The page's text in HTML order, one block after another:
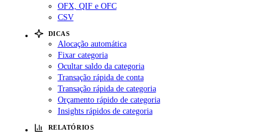
OFX, QIF e OFC
CSV
DICAS
Alocação automática
Fixar categoria
Ocultar saldo da categoria
Transação rápida de conta
Transação rápida de categoria
Orçamento rápido de categoria
Insights rápidos de categoria
RELATÓRIOS